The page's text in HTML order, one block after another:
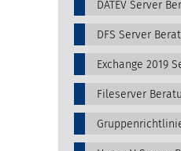
DATEV Server
DFS Server
Exchange 2019
Fileserver